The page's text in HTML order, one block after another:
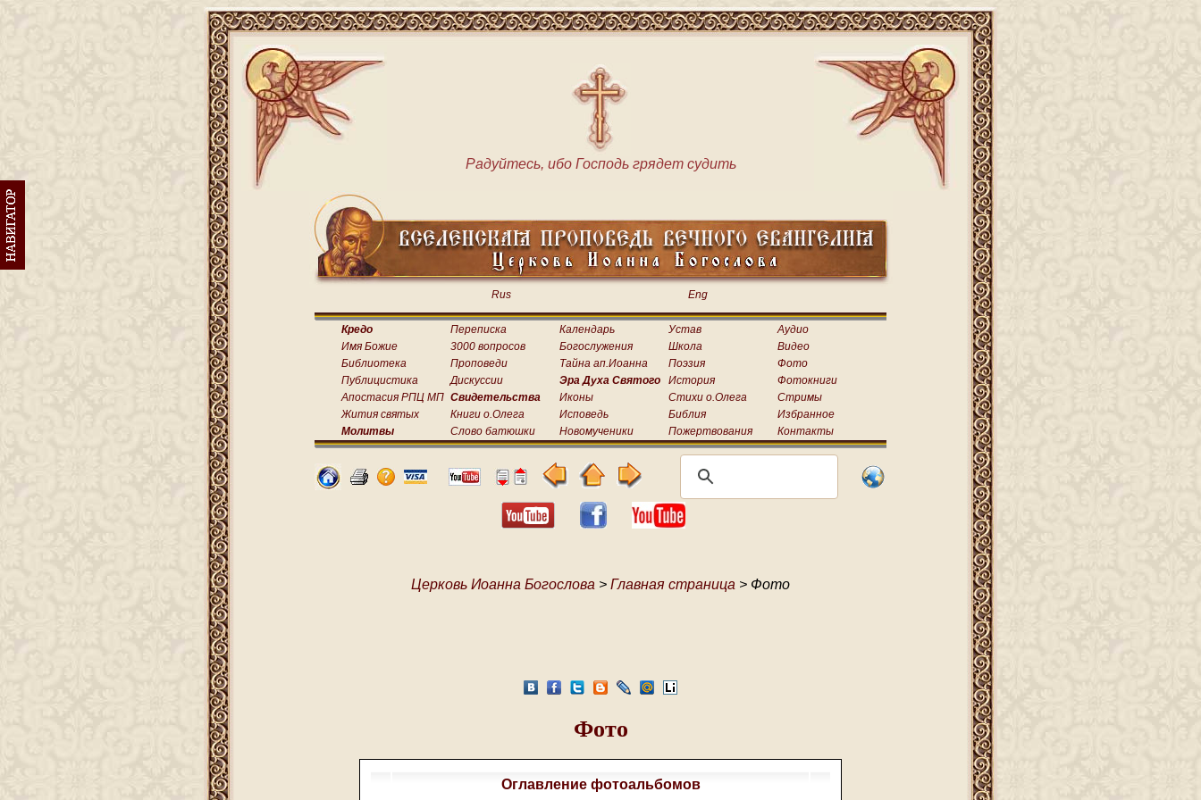
Радуйтесь, ибо Господь грядет судить
Rus Eng
Кредо Переписка Календарь Устав
Аудио
Имя Божие
3000 вопросов Богослужения Школа
Видео
Библиотека
Проповеди Тайна ап.Иоанна Поэзия
Фото
Публицистика
Дискуссии Эра Духа Святого История
Фотокниги
Апостасия РПЦ МП Свидетельства Иконы Стихи о.Олега
Стримы
Жития святых
Книги о.Олега Исповедь Библия
Избранное
Молитвы
Слово батюшки Новомученики Пожертвования Контакты
Церковь Иоанна Богослова > Главная страница > Фото
Фото
Оглавление фотоальбомов